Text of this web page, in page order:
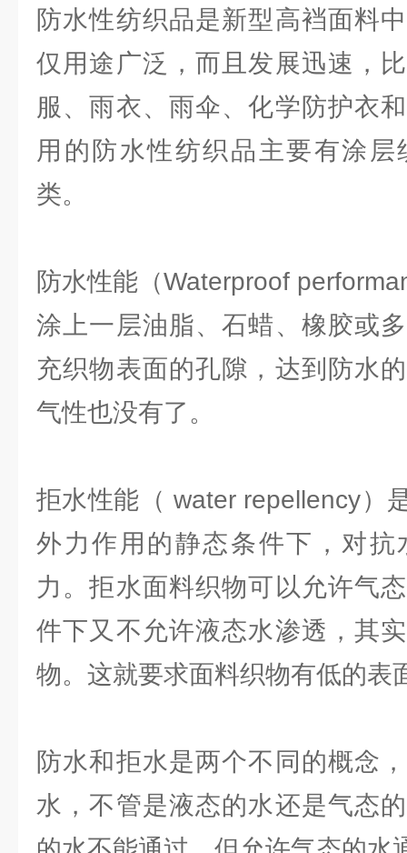
防水性纺织品是新型高裆面料
仅用途广泛，而且发展迅速，
服、雨衣、雨伞、化学防护衣
用的防水性纺织品主要有涂
类。
防水性能（Waterproof
涂上一层油脂、石蜡、橡胶或
充织物表面的孔隙，达到防水
气性也没有了。
拒水性能（ water repellency）
外力作用的静态条件下，对抗
力。拒水面料织物可以允许气
件下又不允许液态水渗透，其
物。这就要求面料织物有低的表
防水和拒水是两个不同的概念
水，不管是液态的水还是气态